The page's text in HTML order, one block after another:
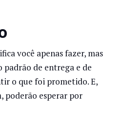
você apenas fazer, mas
padrão de entrega e de
o que foi prometido. E,
poderão esperar por